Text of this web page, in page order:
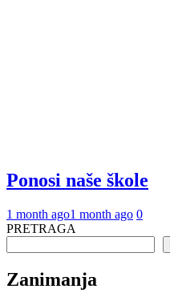
Ponosi naše škole
1 month ago1 month ago 0
PRETRAGA
Zanimanja